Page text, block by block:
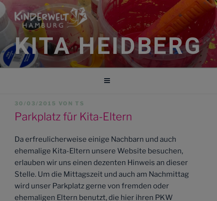
Zum
Inhalt
springen
KITA HEIDBERG
VERÖFFENTLICHT
AM
30/03/2015 VON TS
Parkplatz für Kita-Eltern
Da erfreulicherweise einige Nachbarn und auch
ehemalige Kita-Eltern unsere Website besuchen,
erlauben wir uns einen dezenten Hinweis an dieser
Stelle. Um die Mittagszeit und auch am Nachmittag
wird unser Parkplatz gerne von fremden oder
ehemaligen Eltern benutzt, die hier ihren PKW